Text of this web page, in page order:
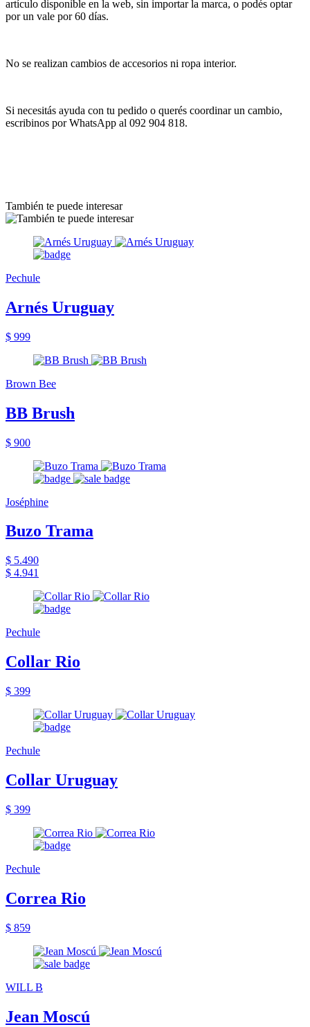
artículo disponible en la web, sin importar la marca, o podés optar
por un vale por 60 días.
No se realizan cambios de accesorios ni ropa interior.
Si necesitás ayuda con tu pedido o querés coordinar un cambio,
escribinos por WhatsApp al 092 904 818.
También te puede interesar
Pechule
Arnés Uruguay
$ 999
Brown Bee
BB Brush
$ 900
Joséphine
Buzo Trama
$ 5.490
$ 4.941
Pechule
Collar Rio
$ 399
Pechule
Collar Uruguay
$ 399
Pechule
Correa Rio
$ 859
WILL B
Jean Moscú